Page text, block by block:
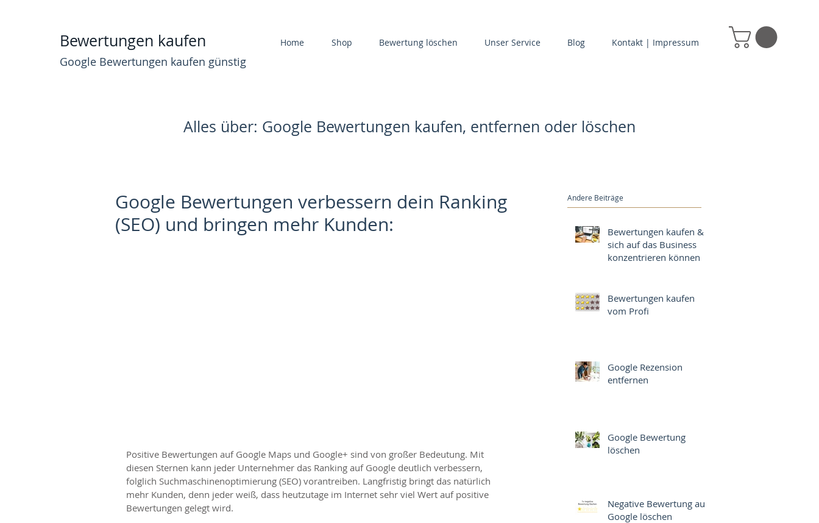
Bewertungen kaufen Home Shop Bewertung löschen Unser Service Blog Kontakt | Impressum
Google Bewertungen kaufen günstig
Alles über: Google Bewertungen kaufen, entfernen oder löschen
Google Bewertungen verbessern dein Ranking
(SEO) und bringen mehr Kunden:
Positive Bewertungen auf Google Maps und Google+ sind von großer Bedeutung. Mit
diesen Sternen kann jeder Unternehmer das Ranking auf Google deutlich verbessern,
folglich Suchmaschinenoptimierung (SEO) vorantreiben. Langfristig bringt das natürlich
mehr Kunden, denn jeder weiß, dass heutzutage im Internet sehr viel Wert auf positive
Bewertungen gelegt wird.
Andere Beiträge
Bewertungen kaufen &
sich auf das Business
konzentrieren können
Bewertungen kaufen
vom Profi
Google Rezension
entfernen
Google Bewertung
löschen
Negative Bewertung auf
Google löschen